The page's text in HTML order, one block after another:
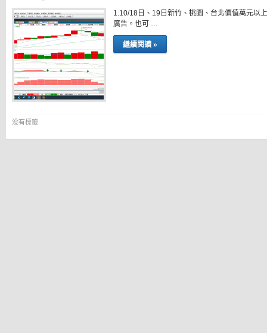
1.10/18日、19日新竹、桃園、台北價值萬元以
廣告。也可 …
繼續閱讀 »
没有標籤